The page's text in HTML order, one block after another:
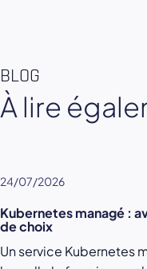
BLOG
À lire
24/07/2026
Kubernetes managé :
de choix
Un service Kubernetes